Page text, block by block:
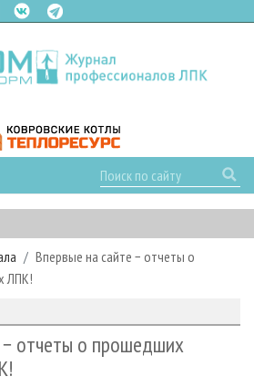
Впервые на сайте − отчеты о
ЛПК!
− отчеты о прошедших